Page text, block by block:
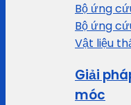
Bộ ứng
Bộ ứng
Vật liệu
Giải
móc